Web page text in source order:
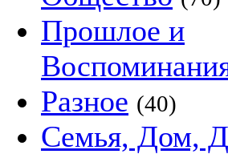
Прошлое и
Разное (40)
Семья, Дом,